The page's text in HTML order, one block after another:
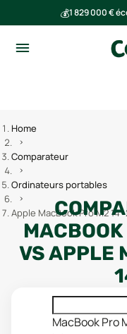
💰1 829 000 €
Home
Comparateur
Ordinateurs portables
Apple MacBook Pro M2
VSAPPLE
MacBook Pro